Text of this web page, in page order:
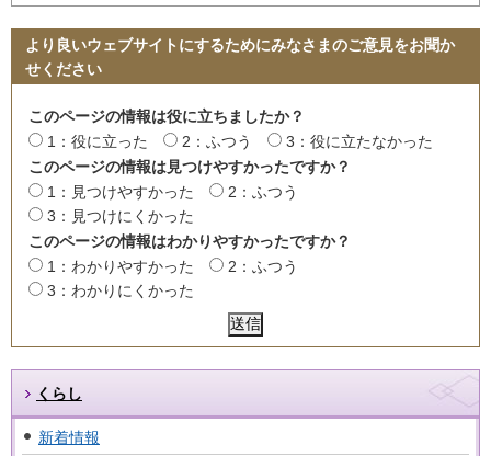
より良いウェブサイトにするためにみなさまのご意見をお聞か
せください
このページの情報は役に立ちましたか？
1：役に立った
2：ふつう
3：役に立たなかった
このページの情報は見つけやすかったですか？
1：見つけやすかった
2：ふつう
3：見つけにくかった
このページの情報はわかりやすかったですか？
1：わかりやすかった
2：ふつう
3：わかりにくかった
くらし
新着情報